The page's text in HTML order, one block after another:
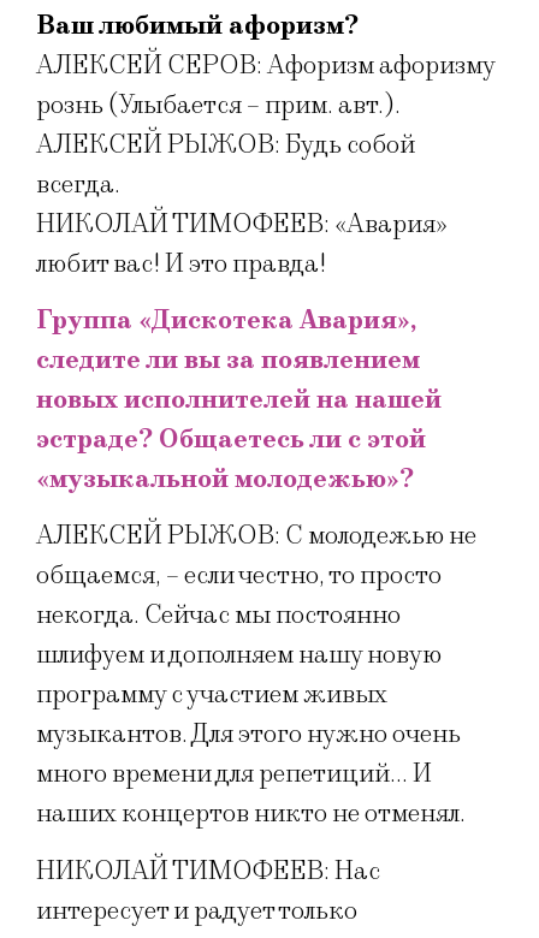
Ваш любимый афоризм?
АЛЕКСЕЙ СЕРОВ: Афоризм афоризму
рознь (Улыбается – прим. авт.).
АЛЕКСЕЙ РЫЖОВ: Будь собой
всегда.
НИКОЛАЙ ТИМОФЕЕВ: «Авария»
любит вас! И это правда!
Группа «Дискотека Авария»,
следите ли вы за появлением
новых исполнителей на нашей
эстраде? Общаетесь ли с этой
«музыкальной молодежью»?
АЛЕКСЕЙ РЫЖОВ: С молодежью не
общаемся, – если честно, то просто
некогда. Сейчас мы постоянно
шлифуем и дополняем нашу новую
программу с участием живых
музыкантов. Для этого нужно очень
много времени для репетиций… И
наших концертов никто не отменял.
НИКОЛАЙ ТИМОФЕЕВ: Нас
интересует и радует только